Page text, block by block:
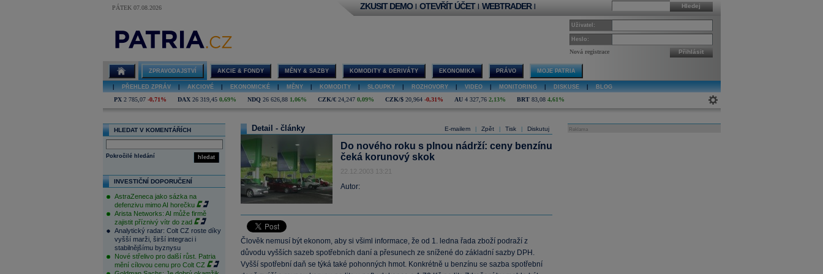
PÁTEK 07.08.2026 Hledej
ZKUSIT DEMO | OTEVŘÍT ÚČET | WEBTRADER |
Uživatel:
Heslo:
Nová registrace Přihlásit
ZPRAVODAJSTVÍ AKCIE & FONDY MĚNY & SAZBY KOMODITY & DERIVÁTY EKONOMIKA PRÁVO MOJE PATRIA
PŘEHLED ZPRÁV AKCIOVÉ EKONOMICKÉ MĚNY KOMODITY SLOUPKY ROZHOVORY VIDEO MONITORING DISKUSE BLOG
PX 2 785,07 -0,71% DAX 26 319,45 0,69% NDQ 26 626,88 1,06% CZK/€ 24,247 0,09% CZK/$ 20,964 -0,31% AU 4 327,76 2,13% BRT 83,08 4,61%
HLEDAT V KOMENTÁŘÍCH
hledat
Pokročilé hledání
INVESTIČNÍ DOPORUČENÍ
AstraZeneca jako sázka na
defenzivu mimo AI horečku
Arista Networks: AI může firmě
zajistit příznivý vítr do zad
Analytický radar: Colt CZ roste díky
vyšší marži, širší integraci i
stabilnějšímu byznysu
Nové střelivo pro další růst. Patria
mění cílovou cenu pro Colt CZ
E-mailem Zpět Tisk Diskutuj
Detail - články
Do nového roku s plnou nádrží: ceny benzínu
čeká korunový skok
22.12.2003 13:21
Autor:
Člověk nemusí být ekonom, aby si všiml informace, že od 1. ledna řada zboží podraží z
důvodu vyšších sazeb spotřebních daní a přesunech ze snížené do základní sazby DPH.
Vyšší spotřební daň se týká také pohonných hmot. Konkrétně u benzínu se sazba spotřební
Reklama